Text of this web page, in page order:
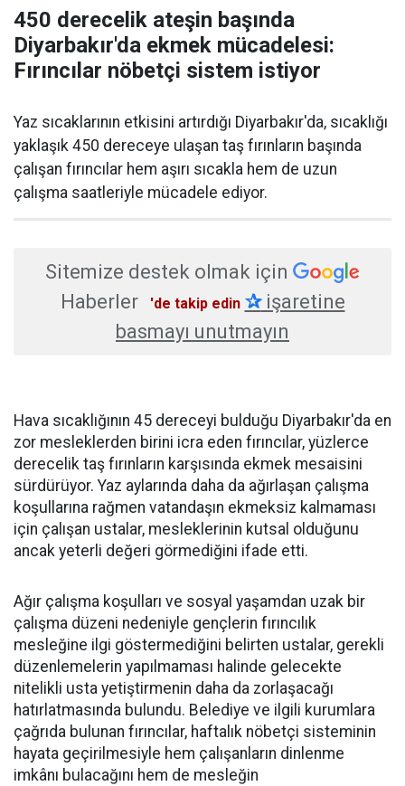
450 derecelik ateşin başında
Diyarbakır'da ekmek mücadelesi:
Fırıncılar nöbetçi sistem istiyor
Yaz sıcaklarının etkisini artırdığı Diyarbakır'da, sıcaklığı
yaklaşık 450 dereceye ulaşan taş fırınların başında
çalışan fırıncılar hem aşırı sıcakla hem de uzun
çalışma saatleriyle mücadele ediyor.
Sitemize destek olmak için
Haberler
'de takip edin ✰işaretine
basmayı unutmayın
Hava sıcaklığının 45 dereceyi bulduğu Diyarbakır'da en
zor mesleklerden birini icra eden fırıncılar, yüzlerce
derecelik taş fırınların karşısında ekmek mesaisini
sürdürüyor. Yaz aylarında daha da ağırlaşan çalışma
koşullarına rağmen vatandaşın ekmeksiz kalmaması
için çalışan ustalar, mesleklerinin kutsal olduğunu
ancak yeterli değeri görmediğini ifade etti.
Ağır çalışma koşulları ve sosyal yaşamdan uzak bir
çalışma düzeni nedeniyle gençlerin fırıncılık
mesleğine ilgi göstermediğini belirten ustalar, gerekli
düzenlemelerin yapılmaması halinde gelecekte
nitelikli usta yetiştirmenin daha da zorlaşacağı
hatırlatmasında bulundu. Belediye ve ilgili kurumlara
çağrıda bulunan fırıncılar, haftalık nöbetçi sisteminin
hayata geçirilmesiyle hem çalışanların dinlenme
imkânı bulacağını hem de mesleğin